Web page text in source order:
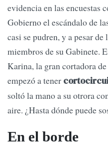
evidencia en las encuestas
Gobierno el escándalo de
casi se pudren, y a pesar
miembros de su Gabinete.
Karina, la gran cortadora
empezó a tener
soltó la mano a su otrora
aire. ¿Hasta dónde puede
En el borde